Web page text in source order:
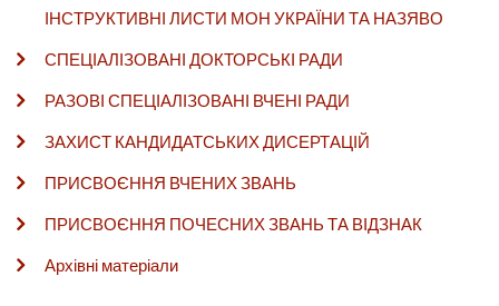
ІНСТРУКТИВНІ ЛИСТИ МОН УКРАЇНИ ТА НАЗЯВО
СПЕЦІАЛІЗОВАНІ ДОКТОРСЬКІ РАДИ
РАЗОВІ СПЕЦІАЛІЗОВАНІ ВЧЕНІ РАДИ
ЗАХИСТ КАНДИДАТСЬКИХ ДИСЕРТАЦІЙ
ПРИСВОЄННЯ ВЧЕНИХ ЗВАНЬ
ПРИСВОЄННЯ ПОЧЕСНИХ ЗВАНЬ ТА ВІДЗНАК
Архівні матеріали